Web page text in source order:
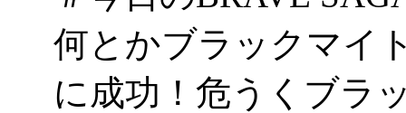
何とかブラックマイ
に成功！危うくブラ